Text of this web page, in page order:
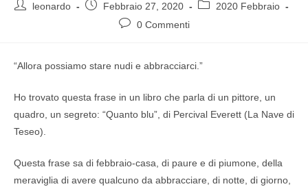
leonardo Febbraio 27, 2020
2020 Febbraio
0 Commenti
“Allora possiamo stare nudi e abbracciarci.”
Ho trovato questa frase in un libro che parla di un pittore, un
quadro, un segreto: “Quanto blu”, di Percival Everett (La Nave di
Teseo).
Questa frase sa di febbraio-casa, di paure e di piumone, della
meraviglia di avere qualcuno da abbracciare, di notte, di giorno,